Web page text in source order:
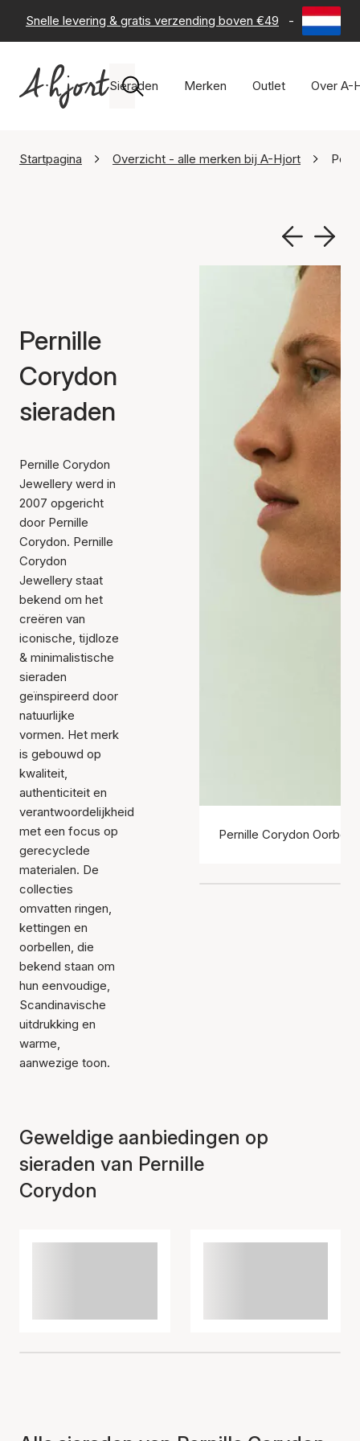
Snelle levering & gratis verzending boven €49 - 60 dagen
Sieraden Merken Outlet Over A-
Startpagina Overzicht - alle merken bij A-Hjort
Pernille
Corydon
sieraden
Pernille Corydon
Jewellery werd in
2007 opgericht
door Pernille
Corydon. Pernille
Corydon
Jewellery staat
bekend om het
creëren van
iconische, tijdloze
& minimalistische
sieraden
geïnspireerd door
natuurlijke
vormen. Het merk
is gebouwd op
kwaliteit,
authenticiteit en
verantwoordelijkheid
met een focus op
gerecyclede
materialen. De
collecties
omvatten ringen,
kettingen en
oorbellen, die
bekend staan om
hun eenvoudige,
Scandinavische
uitdrukking en
warme,
aanwezige toon.
Pernille Corydon
Geweldige aanbiedingen op
sieraden van Pernille
Corydon